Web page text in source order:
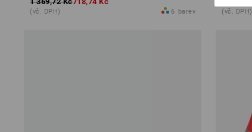
(vč. DPH) 6 barev (vč. DPH)